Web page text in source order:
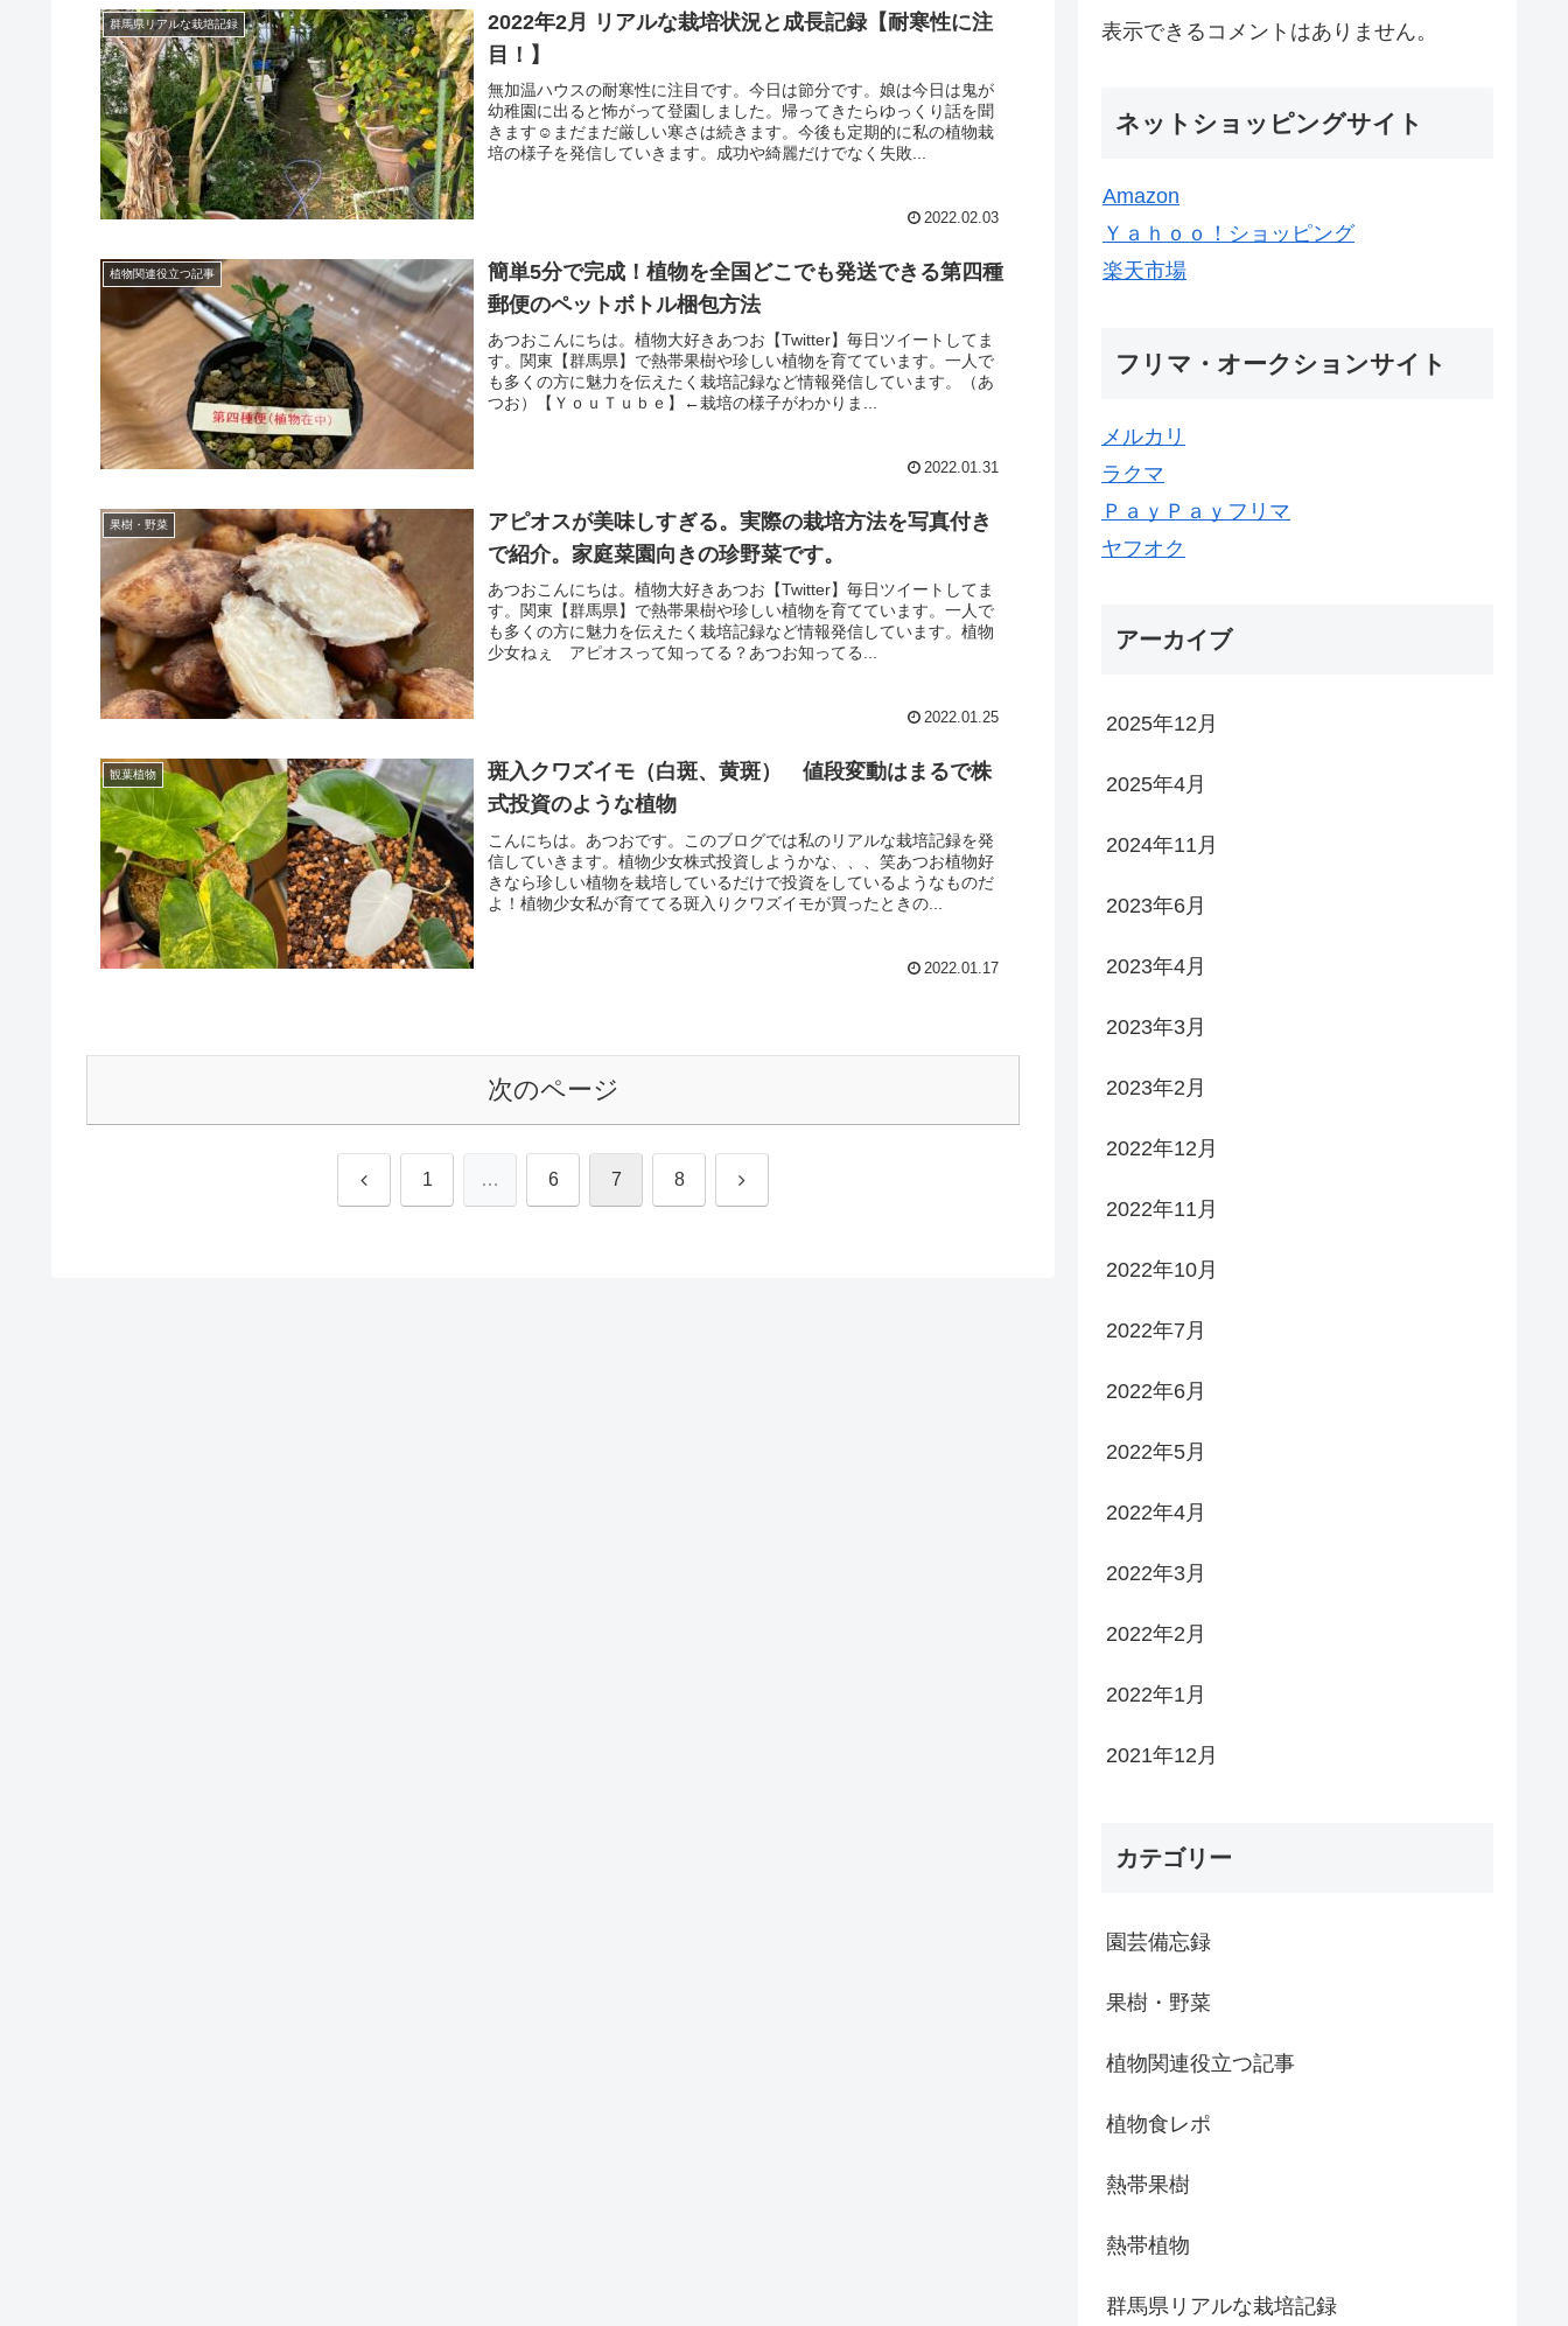
群馬県リアルな栽培記録
2022年2月 リアルな栽培状況と成長記録【耐寒性に注
目！】
無加温ハウスの耐寒性に注目です。今日は節分です。娘は今日は鬼が
幼稚園に出ると怖がって登園しました。帰ってきたらゆっくり話を聞
きます☺︎まだまだ厳しい寒さは続きます。今後も定期的に私の植物栽
培の様子を発信していきます。成功や綺麗だけでなく失敗...
2022.02.03
植物関連役立つ記事
簡単5分で完成！植物を全国どこでも発送できる第四種
郵便のペットボトル梱包方法
あつおこんにちは。植物大好きあつお【Twitter】毎日ツイートしてま
す。関東【群馬県】で熱帯果樹や珍しい植物を育てています。一人で
も多くの方に魅力を伝えたく栽培記録など情報発信しています。（あ
つお）【ＹｏｕＴｕｂｅ】←栽培の様子がわかりま...
2022.01.31
果樹・野菜
アピオスが美味しすぎる。実際の栽培方法を写真付き
で紹介。家庭菜園向きの珍野菜です。
あつおこんにちは。植物大好きあつお【Twitter】毎日ツイートしてま
す。関東【群馬県】で熱帯果樹や珍しい植物を育てています。一人で
も多くの方に魅力を伝えたく栽培記録など情報発信しています。植物
少女ねぇ アピオスって知ってる？あつお知ってる...
2022.01.25
観葉植物
斑入クワズイモ（白斑、黄斑） 値段変動はまるで株
式投資のような植物
こんにちは。あつおです。このブログでは私のリアルな栽培記録を発
信していきます。植物少女株式投資しようかな、、、笑あつお植物好
きなら珍しい植物を栽培しているだけで投資をしているようなものだ
よ！植物少女私が育ててる斑入りクワズイモが買ったときの...
2022.01.17
次のページ
前 1 … 6 7 8 次
表示できるコメントはありません。
ネットショッピングサイト
Amazon
Ｙａｈｏｏ！ショッピング
楽天市場
フリマ・オークションサイト
メルカリ
ラクマ
ＰａｙＰａｙフリマ
ヤフオク
アーカイブ
2025年12月
2025年4月
2024年11月
2023年6月
2023年4月
2023年3月
2023年2月
2022年12月
2022年11月
2022年10月
2022年7月
2022年6月
2022年5月
2022年4月
2022年3月
2022年2月
2022年1月
2021年12月
カテゴリー
園芸備忘録
果樹・野菜
植物関連役立つ記事
植物食レポ
熱帯果樹
熱帯植物
群馬県リアルな栽培記録